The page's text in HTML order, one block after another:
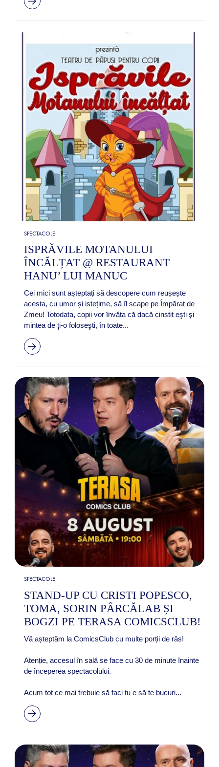
SPECTACOLE
ISPRĂVILE MOTANULUI
ÎNCĂLȚAT @ RESTAURANT
HANU’ LUI MANUC
Cei mici sunt așteptați să descopere cum reușește
acesta, cu umor și istețime, să îl scape pe Împărat de
Zmeu! Totodata, copii vor învăța că dacă cinstit eşti şi
mintea de ţi-o foloseşti, în toate...
SPECTACOLE
STAND-UP CU CRISTI POPESCO,
TOMA, SORIN PÂRCĂLAB ȘI
BOGZI PE TERASA COMICSCLUB!
Vă așteptăm la ComicsClub cu multe porții de râs!
Atenție, accesul în sală se face cu 30 de minute înainte
de începerea spectacolului.
Acum tot ce mai trebuie să faci tu e să te bucuri...